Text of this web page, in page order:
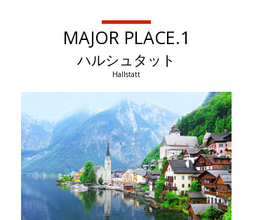
MAJOR PLACE.1
ハルシュタット
Hallstatt